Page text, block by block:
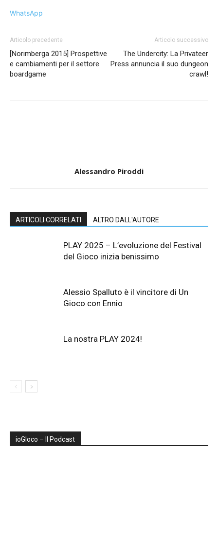
WhatsApp
Articolo precedente
[Norimberga 2015] Prospettive
e cambiamenti per il settore
boardgame
Articolo successivo
The Undercity: La Privateer
Press annuncia il suo dungeon
crawl!
Alessandro Piroddi
ARTICOLI CORRELATI ALTRO DALL'AUTORE
PLAY 2025 – L’evoluzione del Festival
del Gioco inizia benissimo
Alessio Spalluto è il vincitore di Un
Gioco con Ennio
La nostra PLAY 2024!
ioGIoco – Il Podcast